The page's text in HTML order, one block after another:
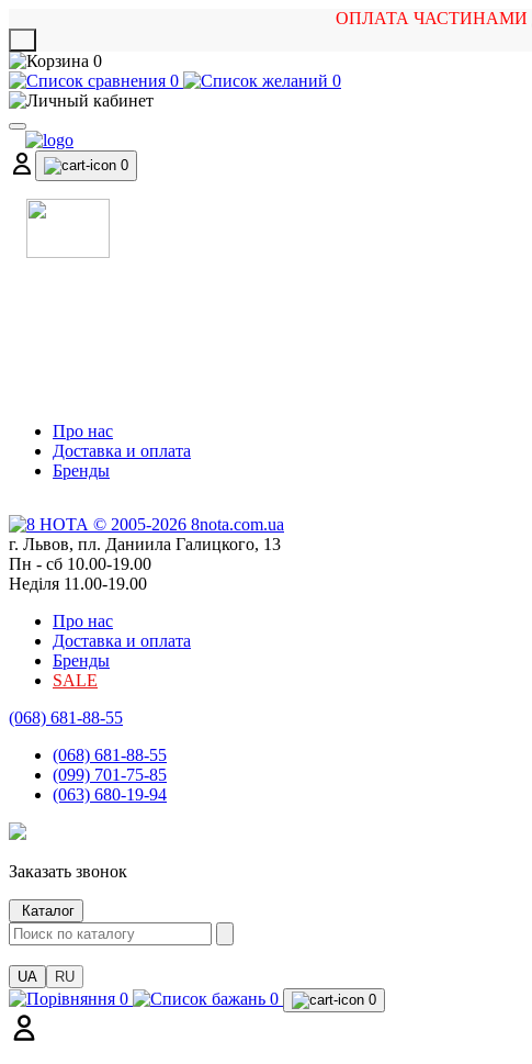
ОПЛАТА ЧАСТИНАМИ
0
0
0
0
Про нас
Доставка и оплата
Бренды
г. Львов, пл. Даниила Галицкого, 13
Пн - сб 10.00-19.00
Неділя 11.00-19.00
Про нас
Доставка и оплата
Бренды
SALE
(068) 681-88-55
(068) 681-88-55
(099) 701-75-85
(063) 680-19-94
Заказать звонок
Каталог
UA RU
0 0 0